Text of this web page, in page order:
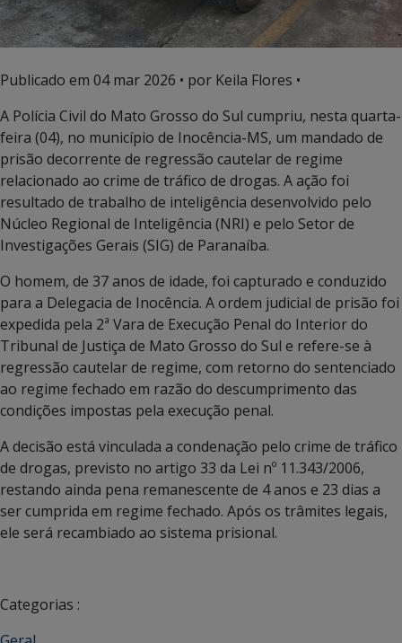
Publicado em 04 mar 2026 • por Keila Flores •
A Polícia Civil do Mato Grosso do Sul cumpriu, nesta quarta-
feira (04), no município de Inocência-MS, um mandado de
prisão decorrente de regressão cautelar de regime
relacionado ao crime de tráfico de drogas. A ação foi
resultado de trabalho de inteligência desenvolvido pelo
Núcleo Regional de Inteligência (NRI) e pelo Setor de
Investigações Gerais (SIG) de Paranaíba.
O homem, de 37 anos de idade, foi capturado e conduzido
para a Delegacia de Inocência. A ordem judicial de prisão foi
expedida pela 2ª Vara de Execução Penal do Interior do
Tribunal de Justiça de Mato Grosso do Sul e refere-se à
regressão cautelar de regime, com retorno do sentenciado
ao regime fechado em razão do descumprimento das
condições impostas pela execução penal.
A decisão está vinculada a condenação pelo crime de tráfico
de drogas, previsto no artigo 33 da Lei nº 11.343/2006,
restando ainda pena remanescente de 4 anos e 23 dias a
ser cumprida em regime fechado. Após os trâmites legais,
ele será recambiado ao sistema prisional.
Categorias :